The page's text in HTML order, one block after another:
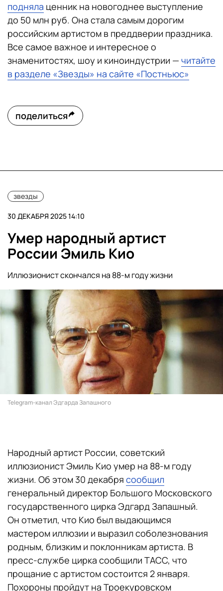
подняла ценник на новогоднее выступление
до 50 млн руб. Она стала самым дорогим
российским артистом в преддверии праздника.
Все самое важное и интересное о
знаменитостях, шоу и киноиндустрии — читайте
в разделе «Звезды» на сайте «Постньюс»
поделиться
звезды
30 ДЕКАБРЯ 2025 14:10
Умер народный артист
России Эмиль Кио
Иллюзионист скончался на 88-м году жизни
Telegram-канал Эдгарда Запашного
Народный артист России, советский
иллюзионист Эмиль Кио умер на 88-м году
жизни. Об этом 30 декабря сообщил
генеральный директор Большого Московского
государственного цирка Эдгард Запашный.
Он отметил, что Кио был выдающимся
мастером иллюзии и выразил соболезнования
родным, близким и поклонникам артиста. В
пресс-службе цирка сообщили ТАСС, что
прощание с артистом состоится 2 января.
Похороны пройдут на Троекуровском